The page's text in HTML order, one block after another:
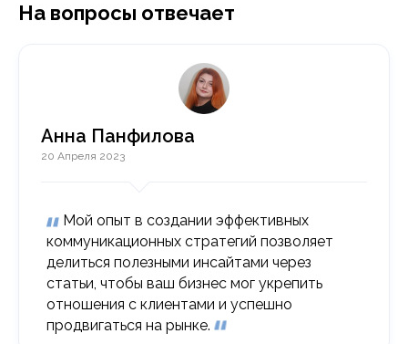
На вопросы отвечает
Анна Панфилова
20 Апреля 2023
Мой опыт в создании эффективных
коммуникационных стратегий позволяет
делиться полезными инсайтами через
статьи, чтобы ваш бизнес мог укрепить
отношения с клиентами и успешно
продвигаться на рынке.